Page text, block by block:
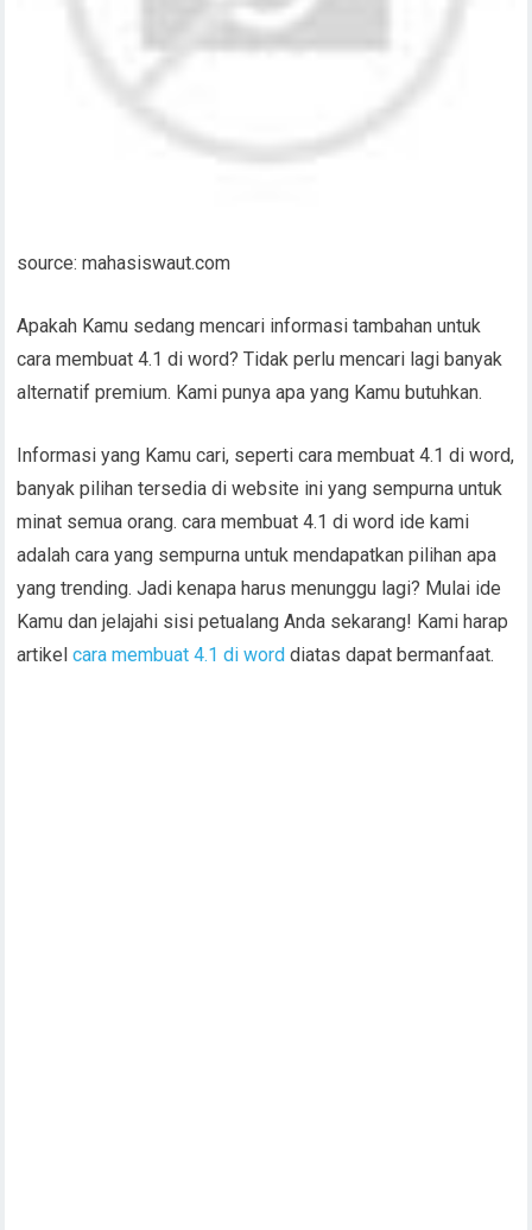
source: mahasiswaut.com
Apakah Kamu sedang mencari informasi tambahan untuk
cara membuat 4.1 di word? Tidak perlu mencari lagi banyak
alternatif premium. Kami punya apa yang Kamu butuhkan.
Informasi yang Kamu cari, seperti cara membuat 4.1 di word,
banyak pilihan tersedia di website ini yang sempurna untuk
minat semua orang. cara membuat 4.1 di word ide kami
adalah cara yang sempurna untuk mendapatkan pilihan apa
yang trending. Jadi kenapa harus menunggu lagi? Mulai ide
Kamu dan jelajahi sisi petualang Anda sekarang! Kami harap
artikelcara membuat 4.1 di worddiatas dapat bermanfaat.